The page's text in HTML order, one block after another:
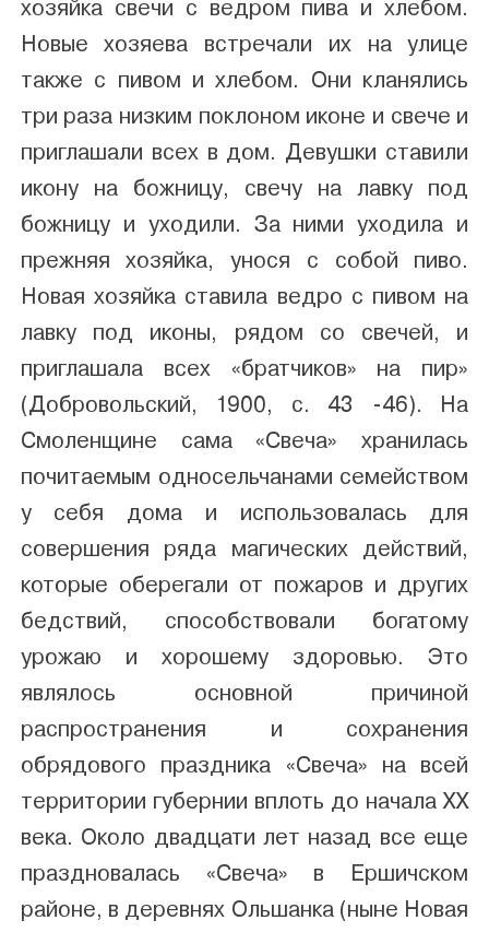
хозяйка свечи с ведром пива и хлебом.
Новые хозяева встречали их на улице
также с пивом и хлебом. Они кланялись
три раза низким поклоном иконе и свече и
приглашали всех в дом. Девушки ставили
икону на божницу, свечу на лавку под
божницу и уходили. За ними уходила и
прежняя хозяйка, унося с собой пиво.
Новая хозяйка ставила ведро с пивом на
лавку под иконы, рядом со свечей, и
приглашала всех «братчиков» на пир»
(Добровольский, 1900, с. 43 -46). На
Смоленщине сама «Свеча» хранилась
почитаемым односельчанами семейством
у себя дома и использовалась для
совершения ряда магических действий,
которые оберегали от пожаров и других
бедствий, способствовали богатому
урожаю и хорошему здоровью. Это
являлось основной причиной
распространения и сохранения
обрядового праздника «Свеча» на всей
территории губернии вплоть до начала ХХ
века. Около двадцати лет назад все еще
праздновалась «Свеча» в Ершичском
районе, в деревнях Ольшанка (ныне Новая